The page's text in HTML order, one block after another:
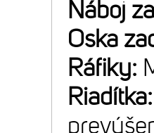
Náboj
Oska
Ráfiky: